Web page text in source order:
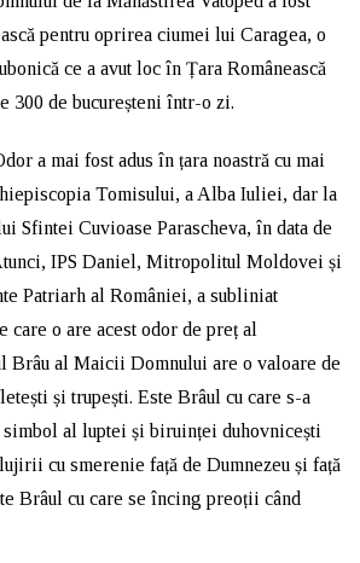
pentru oprirea ciumei lui Caragea, o
ce a avut loc în Țara Românească
300 de bucureșteni într-o zi.
a mai fost adus în țara noastră cu mai
Tomisului, a Alba Iuliei, dar la
Sfintei Cuvioase Parascheva, în data de
IPS Daniel, Mitropolitul Moldovei și
Patriarh al României, a subliniat
care o are acest odor de preț al
Brâu al Maicii Domnului are o valoare de
și trupești. Este Brâul cu care s-a
al luptei și biruinței duhovnicești
cu smerenie față de Dumnezeu și față
Brâul cu care se încing preoții când